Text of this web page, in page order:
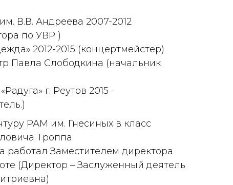
В.В. Андреева 2007-2012
по УВР )
2012-2015 (концертмейстер)
Павла Слободкина (начальник
г. Реутов 2015 -
РАМ им. Гнесиных в класс
Троппа.
Заместителем директора
(Директор – Заслуженный деятель